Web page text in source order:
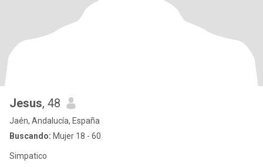
Jesus, 48
Jaén, Andalucía, España
Buscando: Mujer 18 - 60
Simpatico